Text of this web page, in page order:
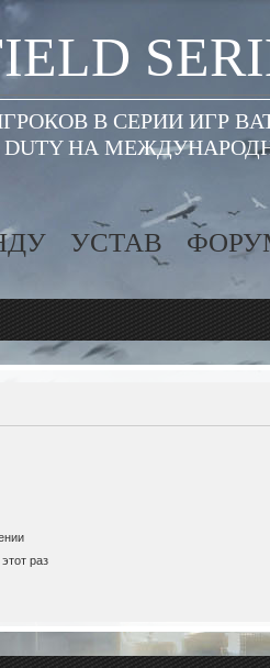
В СЕРИИ ИГР
DUTY НА
УСТАВ
раз